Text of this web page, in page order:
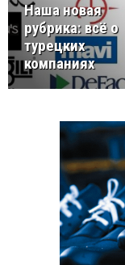
Наша новая
рубрика: всё о
турецких
компаниях